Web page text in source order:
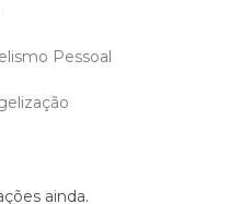
Pessoal
ainda.